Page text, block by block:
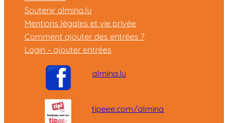
Soutenir almina.lu
Mentions légales et vie privée
Comment ajouter des entrées ?
Login – ajouter entrées
almina.lu
tipeee.com/almina